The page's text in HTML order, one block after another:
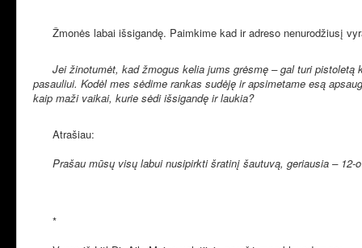
Žmonės labai išsigandę. Paimkime kad ir adreso nenurodžiusį
Jei žinotumėt, kad žmogus kelia jums grėsmę – gal turi
pasauliui. Kodėl mes sėdime rankas sudėję ir apsimetame esą
kaip maži vaikai, kurie sėdi išsigandę ir laukia?
Atrašiau:
Prašau mūsų visų labui nusipirkti šratinį šautuvą, geriausia –
*